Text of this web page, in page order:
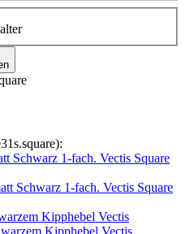
Schwarz 1-fach. Vectis Square
Kipphebel Vectis